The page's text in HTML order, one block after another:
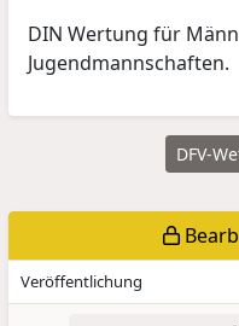
DIN Wertung für
Jugendmannschaften.
DFV-
Veröffentlichung